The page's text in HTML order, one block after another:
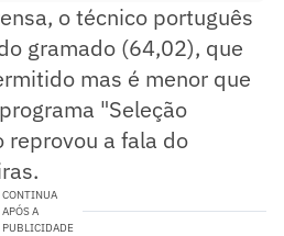
o técnico português
gramado (64,02), que
mas é menor que
"Seleção
reprovou a fala do
CONTINUA
APÓS A
PUBLICIDADE